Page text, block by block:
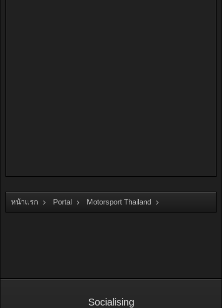
หน้าแรก Portal Motorsport Thailand
Socialising